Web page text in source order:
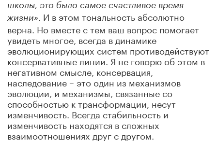
школы, это было самое счастливое время
жизни»
. И в этом тональность абсолютно
верна. Но вместе с тем ваш вопрос помогает
увидеть многое, всегда в динамике
эволюционирующих систем противодействуют
консервативные линии. Я не говорю об этом в
негативном смысле, консервация,
наследование – это один из механизмов
эволюции, и механизмы, связанные со
способностью к трансформации, несут
изменчивость. Всегда стабильность и
изменчивость находятся в сложных
взаимоотношениях друг с другом.